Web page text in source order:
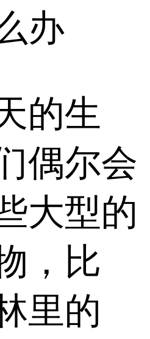
办
的生
偶尔会
大型的
，比
里的